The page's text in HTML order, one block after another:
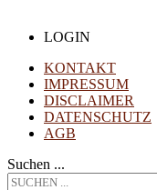
LOGIN
KONTAKT
IMPRESSUM
DISCLAIMER
DATENSCHUTZ
AGB
Suchen ...